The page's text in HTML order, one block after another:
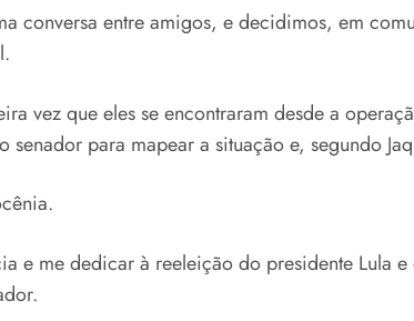
conversa entre amigos, e decidimos, em
vez que eles se encontraram desde a
para mapear a situação e, segundo
e me dedicar à reeleição do presidente Lula